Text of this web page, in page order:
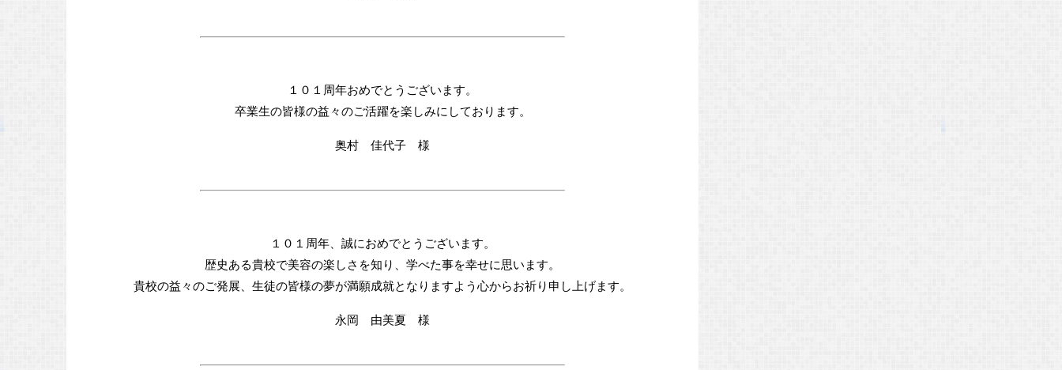
１０１周年おめでとうございます。
卒業生の皆様の益々のご活躍を楽しみにしております。
奥村 佳代子 様
１０１周年、誠におめでとうございます。
歴史ある貴校で美容の楽しさを知り、学べた事を幸せに思います。
貴校の益々のご発展、生徒の皆様の夢が満願成就となりますよう心からお祈り申し上げます。
永岡 由美夏 様